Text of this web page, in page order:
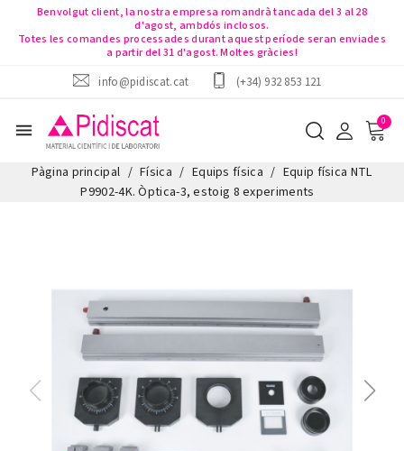
Benvolgut client, la nostra empresa romandrà tancada del 3 al 28
d'agost, ambdós inclosos.
Totes les comandes processades durant aquest període seran enviades
a partir del 31 d'agost. Moltes gràcies!
info@pidiscat.cat
(+34) 932 853 121
menu
Pàgina principal Física Equips física
Equip física NTL
P9902-4K. Òptica-3, estoig 8 experiments